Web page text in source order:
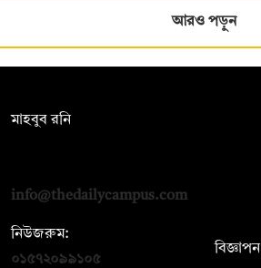
আরও পড়ুন
মাহবুব রনি
info@thedailycampus.com
নিউজরুম:
০১৫৭২০৯৯১০৫
বিজ্ঞাপন